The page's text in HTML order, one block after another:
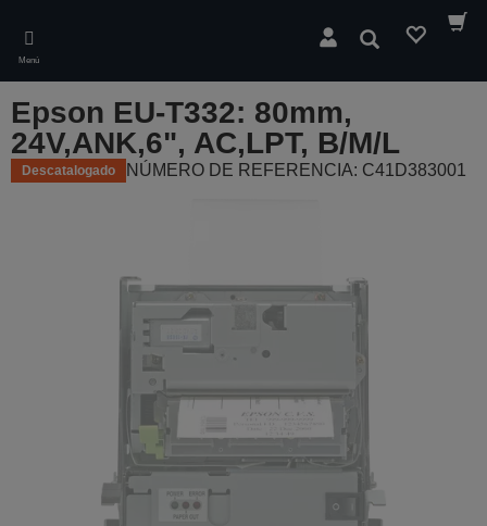
main
content
Menú
Buscar
Epson EU-T332: 80mm,
24V,ANK,6", AC,LPT, B/M/L
Descatalogado NÚMERO DE REFERENCIA: C41D383001